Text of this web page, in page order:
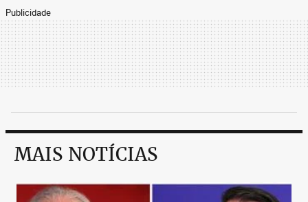
Publicidade
MAIS NOTÍCIAS